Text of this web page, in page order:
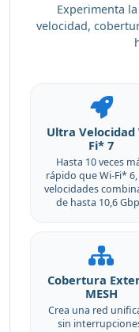
Experimenta
velocidad,
Ultra Velocidad
Fi* 7
Hasta 10 veces
rápido que Wi-Fi*
velocidades
de hasta 10,6
Cobertura
MESH
Crea una red
sin